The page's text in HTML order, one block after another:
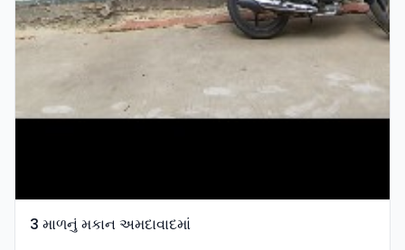
3 માળનું મકાન અમદાવાદમાં